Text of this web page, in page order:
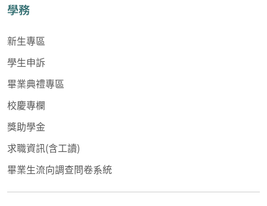
學務
新生專區
學生申訴
畢業典禮專區
校慶專欄
獎助學金
求職資訊(含工讀)
畢業生流向調查問卷系統